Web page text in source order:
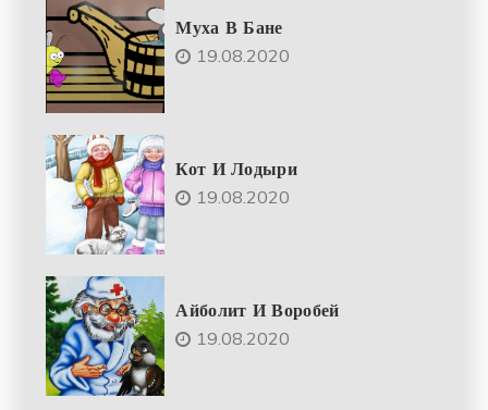
Муха В Бане
19.08.2020
Кот И Лодыри
19.08.2020
Айболит И Воробей
19.08.2020